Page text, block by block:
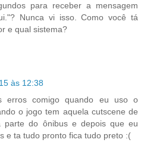
para receber a mensagem
Nunca vi isso. Como você tá
e qual sistema?
às 12:38
erros comigo quando eu uso o
o jogo tem aquela cutscene de
parte do ônibus e depois que eu
e ta tudo pronto fica tudo preto :(